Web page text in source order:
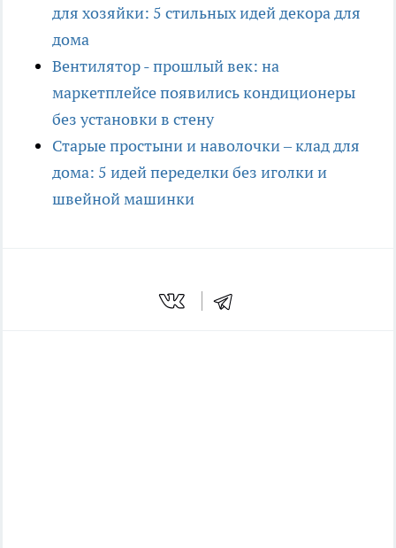
для хозяйки: 5 стильных идей декора для
дома
Вентилятор - прошлый век: на
маркетплейсе появились кондиционеры
без установки в стену
Старые простыни и наволочки – клад для
дома: 5 идей переделки без иголки и
швейной машинки